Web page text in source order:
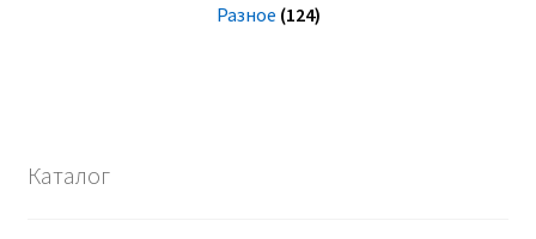
Разное (124)
Каталог